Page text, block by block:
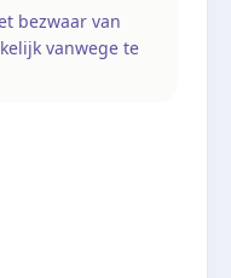
bezwaar van
vanwege te